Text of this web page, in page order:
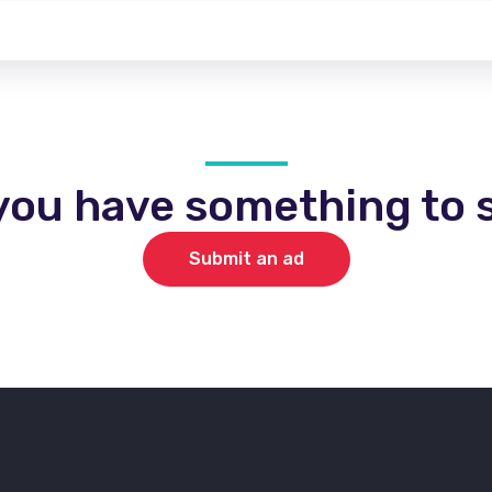
have something to
Submit an ad